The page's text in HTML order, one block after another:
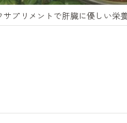
サプリメントで肝臓に優しい栄